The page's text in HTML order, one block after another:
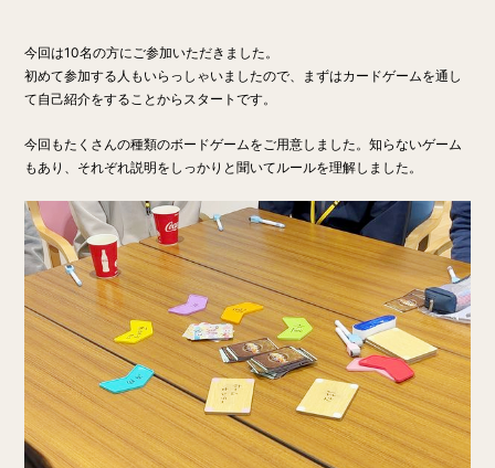
今回は10名の方にご参加いただきました。
初めて参加する人もいらっしゃいましたので、まずはカードゲームを通し
て自己紹介をすることからスタートです。
今回もたくさんの種類のボードゲームをご用意しました。知らないゲーム
もあり、それぞれ説明をしっかりと聞いてルールを理解しました。